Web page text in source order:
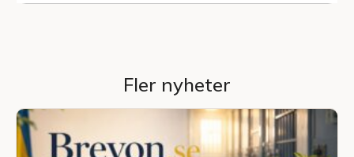
Fler nyheter